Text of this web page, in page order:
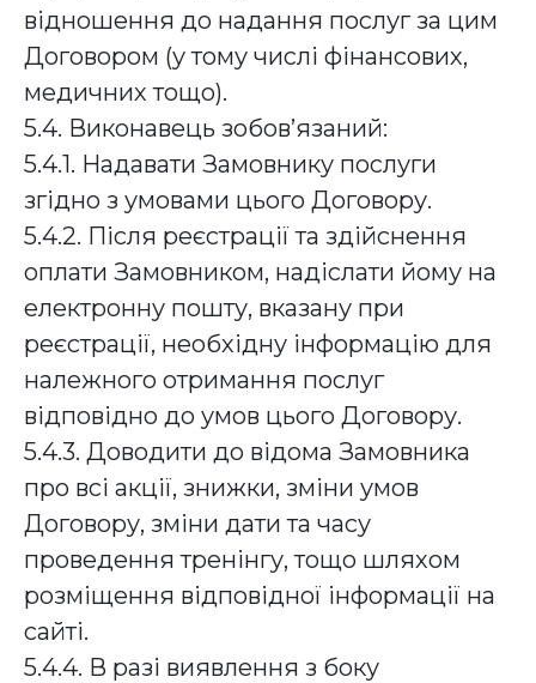
відношення до надання послуг за цим
Договором (у тому числі фінансових,
медичних тощо).
5.4. Виконавець зобов’язаний:
5.4.1. Надавати Замовнику послуги
згідно з умовами цього Договору.
5.4.2. Після реєстрації та здійснення
оплати Замовником, надіслати йому на
електронну пошту, вказану при
реєстрації, необхідну інформацію для
належного отримання послуг
відповідно до умов цього Договору.
5.4.3. Доводити до відома Замовника
про всі акції, знижки, зміни умов
Договору, зміни дати та часу
проведення тренінгу, тощо шляхом
розміщення відповідної інформації на
сайті.
5.4.4. В разі виявлення з боку